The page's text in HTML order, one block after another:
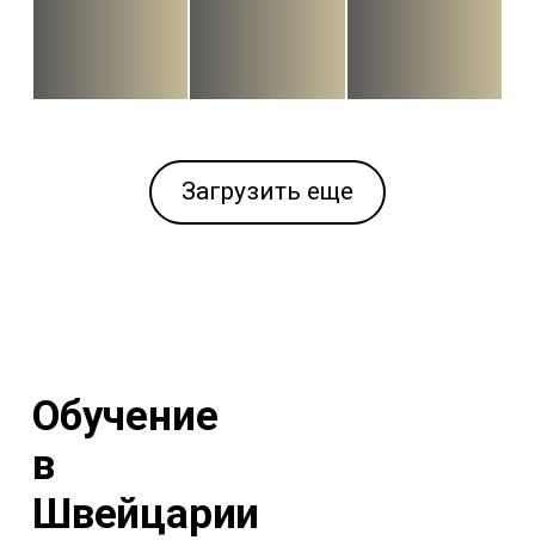
Загрузить еще
Обучение
в
Швейцарии